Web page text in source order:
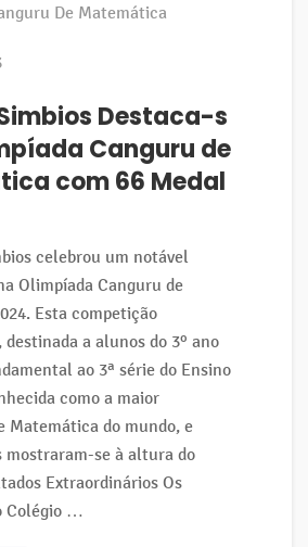
De Matemática
Destaca-s
Canguru de
com 66 Medal
celebrou um notável
Olimpíada Canguru de
Esta competição
a alunos do 3º ano
ao 3ª série do Ensino
como a maior
Matemática do mundo, e
mostraram-se à altura do
Extraordinários Os
Colégio …